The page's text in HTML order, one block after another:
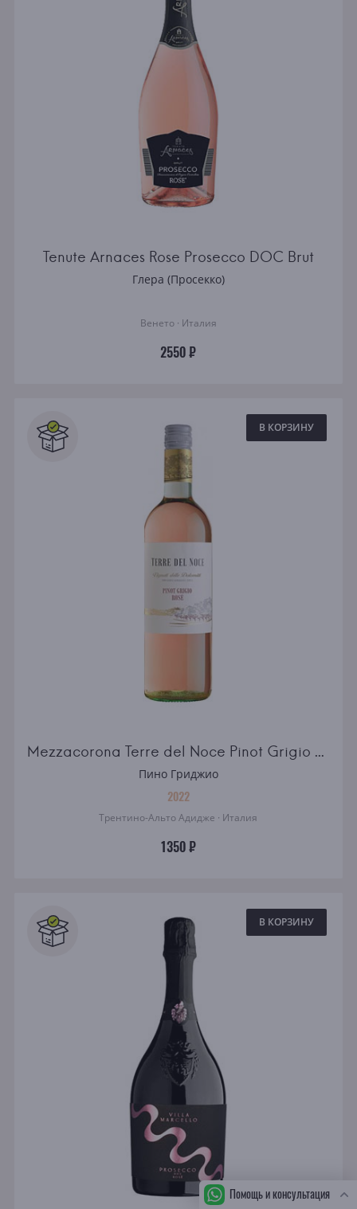
Помощь и консультация
Tenute Arnaces Rose Prosecco DOC Brut
Глера (Просекко)
Венето · Италия
2550 ₽
В КОРЗИНУ
Mezzacorona Terre del Noce Pinot Grigio Rose Dolomiti IGT
Пино Гриджио
2022
Трентино-Альто Адидже · Италия
1350 ₽
В КОРЗИНУ